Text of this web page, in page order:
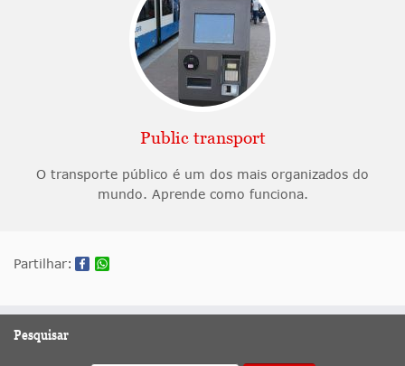
Public transport
O transporte público é um dos mais organizados do
mundo. Aprende como funciona.
Partilhar:
Pesquisar